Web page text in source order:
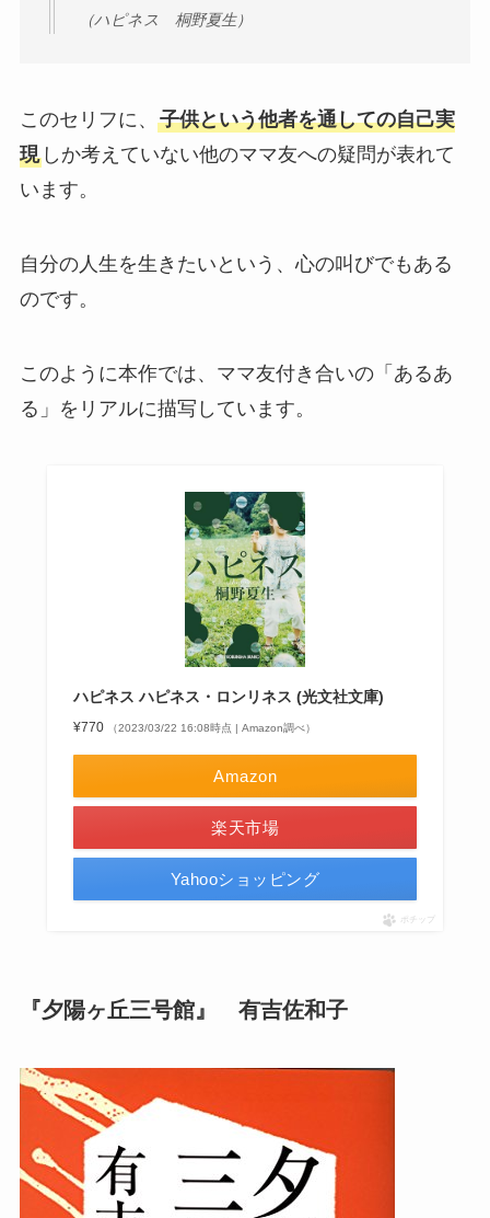
（ハピネス 桐野夏生）
このセリフに、 子供という他者を通しての自己実
現しか考えていない他のママ友への疑問が表れて
います。
自分の人生を生きたいという、心の叫びでもある
のです。
このように本作では、ママ友付き合いの「あるあ
る」をリアルに描写しています。
ハピネス ハピネス・ロンリネス (光文社文庫)
¥770 （2023/03/22 16:08時点 | Amazon調べ）
Amazon
楽天市場
Yahooショッピング
ポチップ
『夕陽ヶ丘三号館』 有吉佐和子